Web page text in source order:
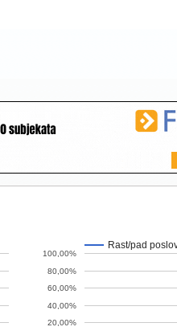
Rast/pad
20,00%
40,00%
60,00%
80,00%
100,00%